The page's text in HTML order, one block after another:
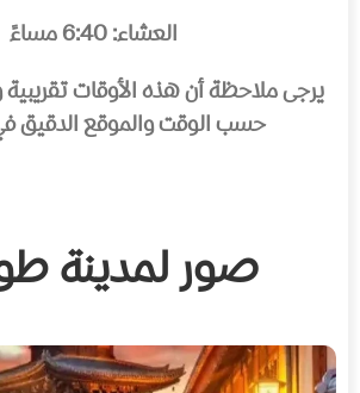
العشاء:6:40 مساءً
يرجى ملاحظة أن هذه الأوقات
حسب الوقت والموقع الدقيق
صور لمدينة